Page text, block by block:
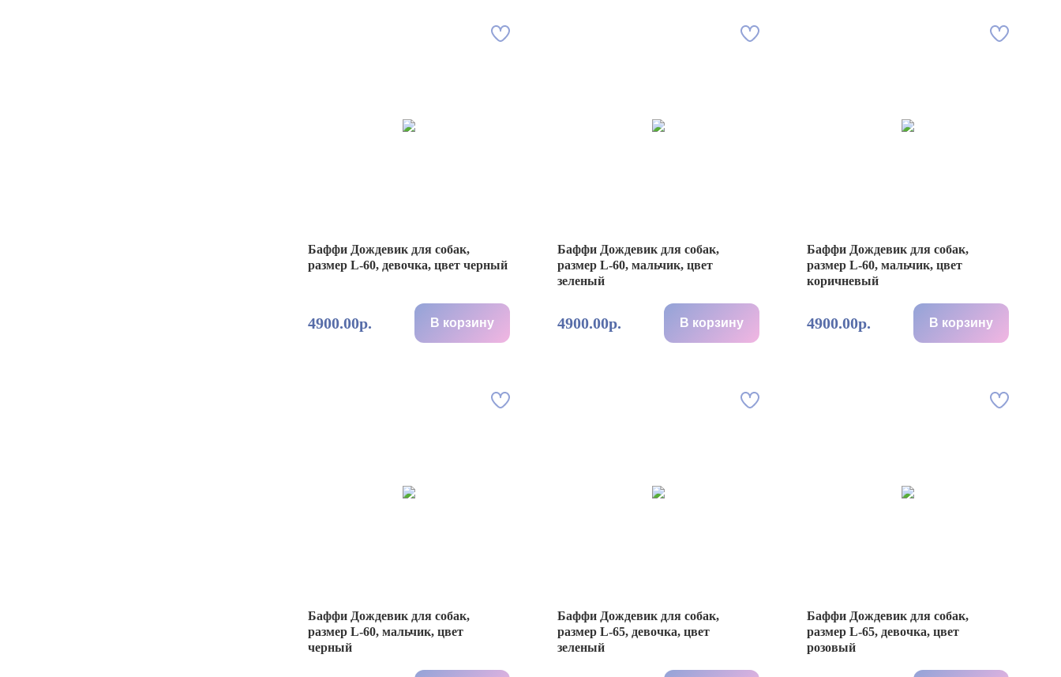
Баффи Дождевик для собак,
размер L-60, девочка, цвет черный
4900.00р. В корзину
Баффи Дождевик для собак,
размер L-60, мальчик, цвет
зеленый
4900.00р. В корзину
Баффи Дождевик для собак,
размер L-60, мальчик, цвет
коричневый
4900.00р. В корзину
Баффи Дождевик для собак,
размер L-60, мальчик, цвет
черный
Баффи Дождевик для собак,
размер L-65, девочка, цвет
зеленый
Баффи Дождевик для собак,
размер L-65, девочка, цвет
розовый